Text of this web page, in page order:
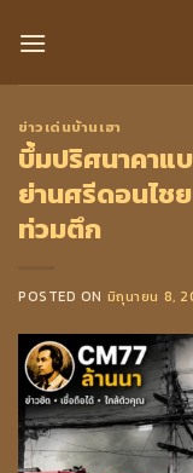
ข่าวเด่นบ้านเฮา
บึ้มปริศนาคาแ
ย่านศรีดอนไช
ท่วมตึก
POSTED ON มิถุนายน 8,